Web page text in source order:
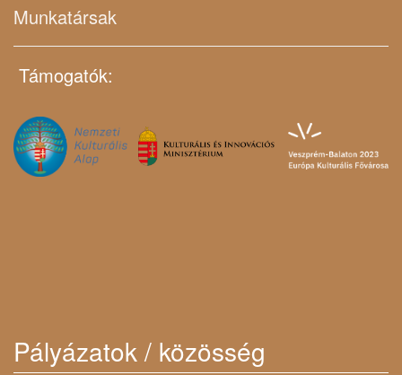
Munkatársak
Támogatók:
Pályázatok / közösség